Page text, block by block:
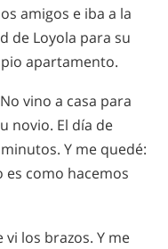
amigos e iba a la
de Loyola para su
apartamento.
vino a casa para
novio. El día de
Y me quedé:
es como hacemos
vi los brazos. Y me